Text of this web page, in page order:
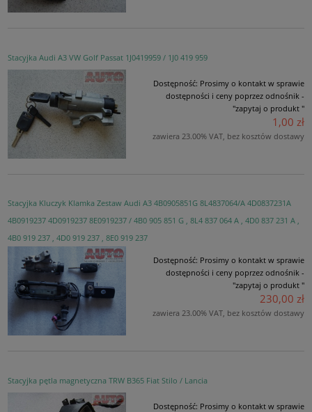
Stacyjka Audi A3 VW Golf Passat 1J0419959 / 1J0 419 959
Dostępność: Prosimy o kontakt w sprawie
dostępności i ceny poprzez odnośnik -
"zapytaj o produkt "
1,00 zł
zawiera 23.00% VAT, bez kosztów dostawy
Stacyjka Kluczyk Klamka Zestaw Audi A3 4B0905851G 8L4837064/A 4D0837231A
4B0919237 4D0919237 8E0919237 / 4B0 905 851 G , 8L4 837 064 A , 4D0 837 231 A ,
4B0 919 237 , 4D0 919 237 , 8E0 919 237
Dostępność: Prosimy o kontakt w sprawie
dostępności i ceny poprzez odnośnik -
"zapytaj o produkt "
230,00 zł
zawiera 23.00% VAT, bez kosztów dostawy
Stacyjka pętla magnetyczna TRW B365 Fiat Stilo / Lancia
Dostępność: Prosimy o kontakt w sprawie